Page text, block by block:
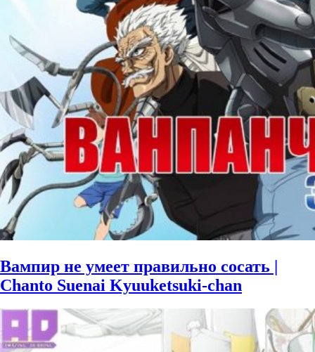
Вампир не умеет правильно сосать |
Chanto Suenai Kyuuketsuki-chan